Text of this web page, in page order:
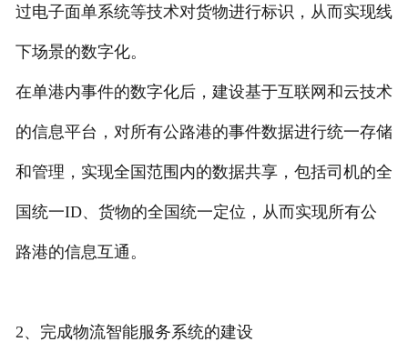
过电子面单系统等技术对货物进行标识，从而实现线
下场景的数字化。
在单港内事件的数字化后，建设基于互联网和云技术
的信息平台，对所有公路港的事件数据进行统一存储
和管理，实现全国范围内的数据共享，包括司机的全
国统一ID、货物的全国统一定位，从而实现所有公
路港的信息互通。
2、完成物流智能服务系统的建设